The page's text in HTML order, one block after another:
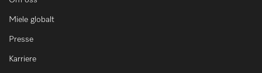
Miele globalt
Presse
Karriere